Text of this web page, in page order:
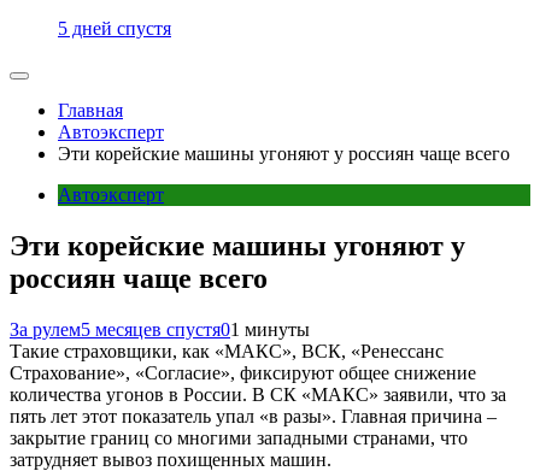
5 дней спустя
Главная
Автоэксперт
Эти корейские машины угоняют у россиян чаще всего
Автоэксперт
Эти корейские машины угоняют у
россиян чаще всего
За рулем5 месяцев спустя01 минуты
Такие страховщики, как «МАКС», ВСК, «Ренессанс
Страхование», «Согласие», фиксируют общее снижение
количества угонов в России. В СК «МАКС» заявили, что за
пять лет этот показатель упал «в разы». Главная причина –
закрытие границ со многими западными странами, что
затрудняет вывоз похищенных машин.